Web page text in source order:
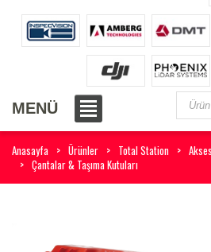
MENÜ
Anasayfa Ürünler Total Station
Çantalar & Taşıma Kutuları